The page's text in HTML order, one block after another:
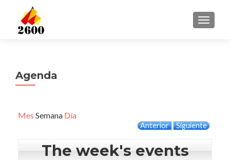
Agenda
Mes Semana Día
Anterior Siguiente
The week's events